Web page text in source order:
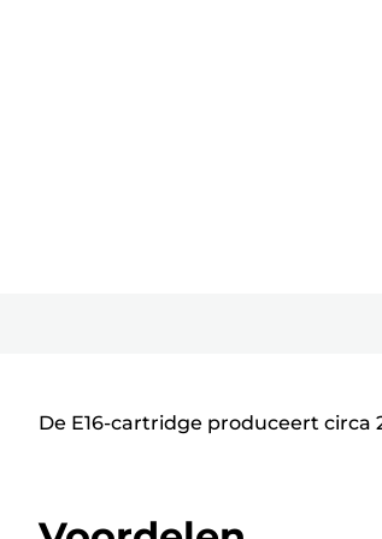
De E16-cartridge produceert circa